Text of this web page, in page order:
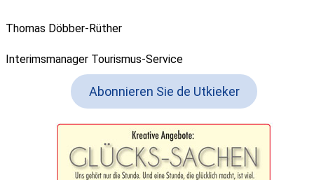
Thomas Döbber-Rüther
Interimsmanager Tourismus-Service
Abonnieren Sie de Utkieker